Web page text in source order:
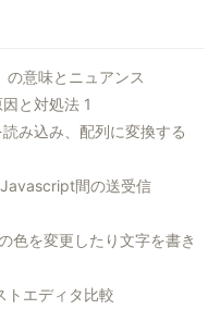
の意味とニュアンス
と対処法 1
み込み、配列に変換する
間の送受信
色を変更したり文字を書き
トエディタ比較